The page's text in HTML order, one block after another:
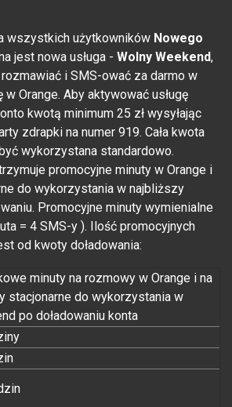
wszystkich użytkowników Nowego
jest nowa usługa - Wolny Weekend,
i SMS-ować za darmo w
Orange. Aby aktywować usługę
kwotą minimum 25 zł wysyłając
zdrapki na numer 919. Cała kwota
wykorzystana standardowo.
promocyjne minuty w Orange i
do wykorzystania w najbliższy
Promocyjne minuty wymienialne
= 4 SMS-y ). Ilość promocyjnych
od kwoty doładowania:
minuty na rozmowy w Orange i na
stacjonarne do wykorzystania w
po doładowaniu konta